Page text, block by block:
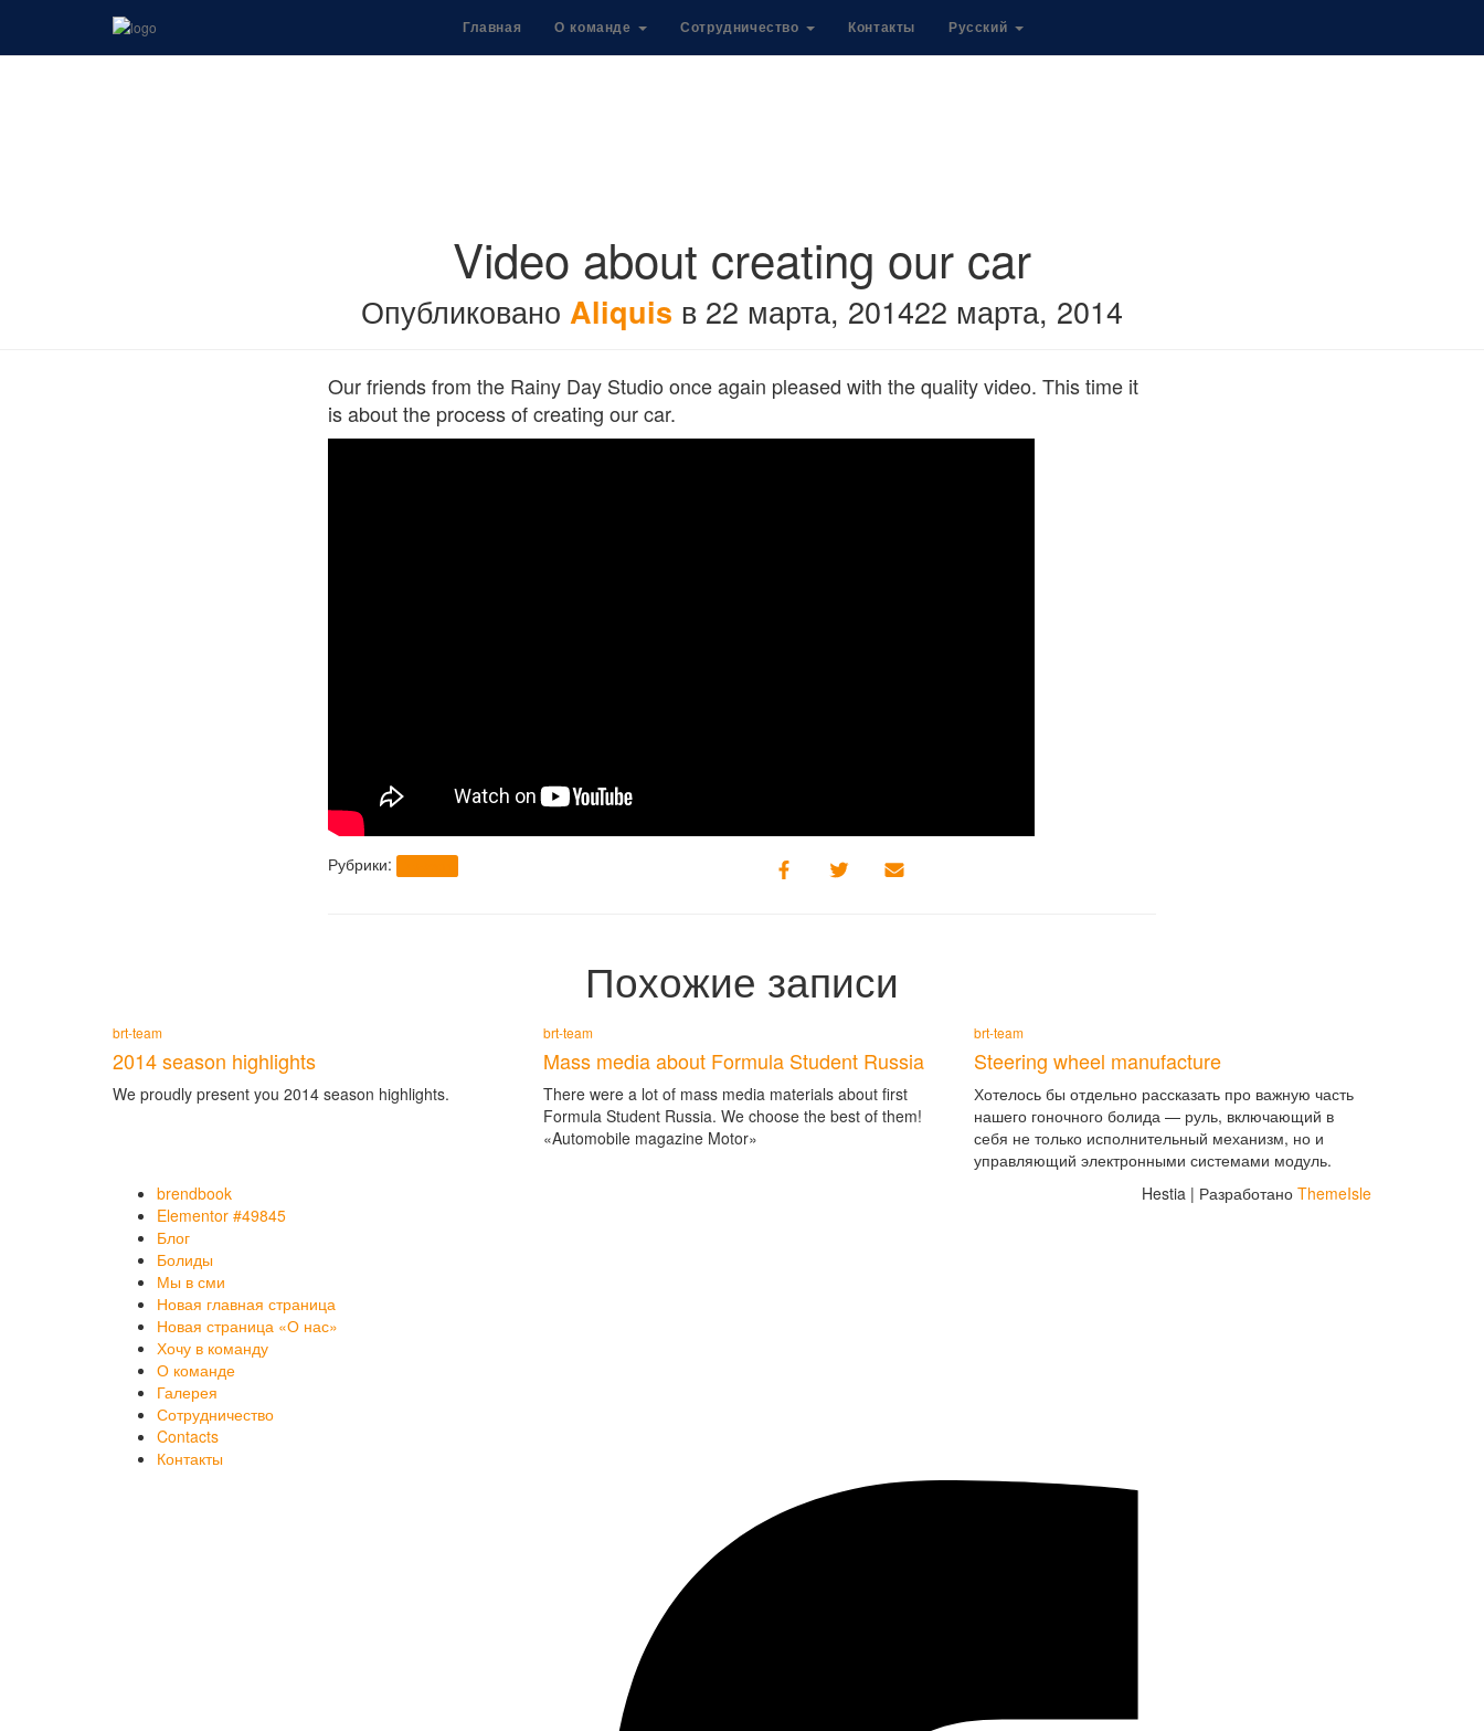
Главная О команде Сотрудничество Контакты Русский
Video about creating our car
Опубликовано Aliquis в 22 марта, 201422 марта, 2014
Our friends from the Rainy Day Studio once again pleased with the quality video. This time it
is about the process of creating our car.
Рубрики:
Похожие записи
brt-team
2014 season highlights
We proudly present you 2014 season highlights.
brt-team
Mass media about Formula Student Russia
There were a lot of mass media materials about first
Formula Student Russia. We choose the best of them!
«Automobile magazine Motor»
brt-team
Steering wheel manufacture
Хотелось бы отдельно рассказать про важную часть
нашего гоночного болида — руль, включающий в
себя не только исполнительный механизм, но и
управляющий электронными системами модуль.
brendbook
Elementor #49845
Блог
Болиды
Мы в сми
Новая главная страница
Новая страница «О нас»
Хочу в команду
О команде
Галерея
Сотрудничество
Contacts
Контакты
Hestia | Разработано ThemeIsle